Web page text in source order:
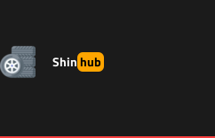
Shinhub